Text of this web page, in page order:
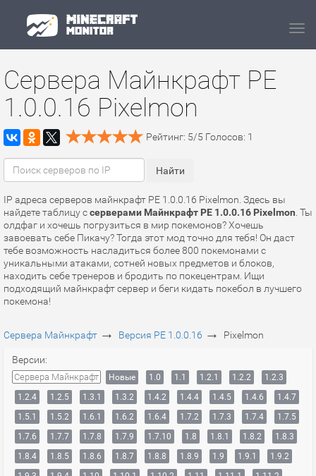
Сервера Майнкрафт PE
1.0.0.16 Pixelmon
Рейтинг: 5/5 Голосов: 1
IP адреса серверов майнкрафт PE 1.0.0.16 Pixelmon. Здесь вы
найдете таблицу ссерверами Майнкрафт PE 1.0.0.16 Pixelmon . Ты
олдфаг и хочешь погрузиться в мир покемонов? Хочешь
завоевать себе Пикачу? Тогда этот мод точно для тебя! Он даст
тебе возможность насладиться более 800 покемонами с
уникальными атаками, сотней новых предметов и блоков,
находить себе тренеров и бродить по покецентрам. Ищи
подходящий майнкрафт сервер и беги кидать покебол в лучшего
покемона!
Сервера Майнкрафт → Версия PE 1.0.0.16 → Pixelmon
Версии:
Сервера Майнкрафт Новые 1.0 1.1 1.2.1 1.2.2
1.2.3
1.2.4
1.2.5 1.3.1 1.3.2 1.4.2 1.4.4 1.4.5 1.4.6
1.4.7
1.5.1
1.5.2 1.6.1 1.6.2 1.6.4 1.7.2 1.7.3 1.7.4
1.7.5
1.7.6
1.7.7 1.7.8 1.7.9 1.7.10 1.8 1.8.1 1.8.2
1.8.3
1.8.4
1.8.5 1.8.6 1.8.7 1.8.8 1.8.9 1.9 1.9.1
1.9.2